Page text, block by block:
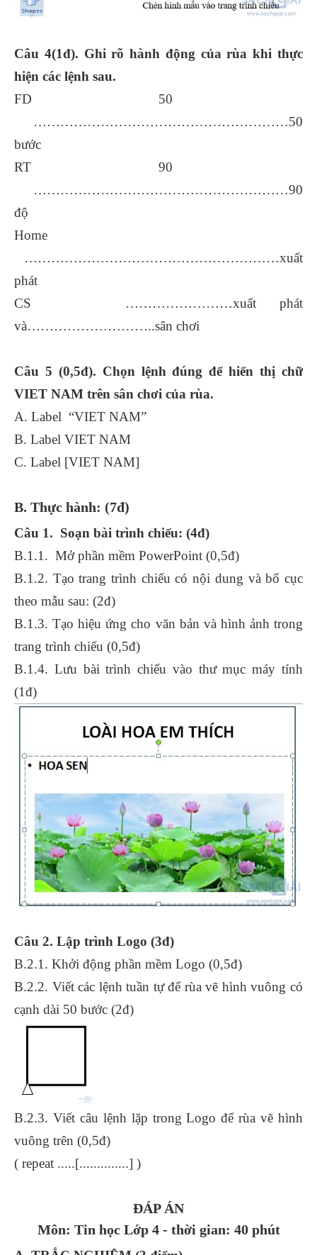
Câu 4(1đ). Ghi rõ hành động của rùa khi thực
hiện các lệnh sau.
FD 50
…………………………………………………50
bước
RT 90
…………………………………………………90
độ
Home
…………………………………………………xuất
phát
CS ……………………xuất phát
và………………………..sân chơi
Câu 5 (0,5đ). Chọn lệnh đúng để hiển thị chữ
VIET NAM trên sân chơi của rùa.
A. Label “VIET NAM”
B. Label VIET NAM
C. Label [VIET NAM]
B. Thực hành: (7đ)
Câu 1. Soạn bài trình chiếu: (4đ)
B.1.1. Mở phần mềm PowerPoint (0,5đ)
B.1.2. Tạo trang trình chiếu có nội dung và bố cục
theo mẫu sau: (2đ)
B.1.3. Tạo hiệu ứng cho văn bản và hình ảnh trong
trang trình chiếu (0,5đ)
B.1.4. Lưu bài trình chiếu vào thư mục máy tính
(1đ)
Câu 2. Lập trình Logo (3đ)
B.2.1. Khởi động phần mềm Logo (0,5đ)
B.2.2. Viết các lệnh tuần tự để rùa vẽ hình vuông có
cạnh dài 50 bước (2đ)
B.2.3. Viết câu lệnh lặp trong Logo để rùa vẽ hình
vuông trên (0,5đ)
( repeat .....[..............] )
ĐÁP ÁN
Môn: Tin học Lớp 4 - thời gian: 40 phút